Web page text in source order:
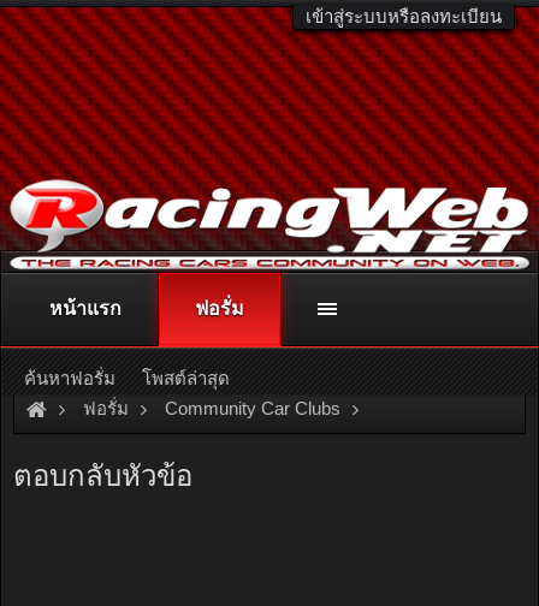
เข้าสู่ระบบหรือลงทะเบียน
ติดต่อลงโฆษณา racingweb@gmail.comหรือโทร. 081-811-1138
หรืออ่านรายละเอียดเพิ่มเติม คลิกที่นี่
ฟอรั่ม Community Car Clubs
ตอบกลับหัวข้อ
หน้าแรก ฟอรั่ม
ค้นหาฟอรั่ม โพสต์ล่าสุด